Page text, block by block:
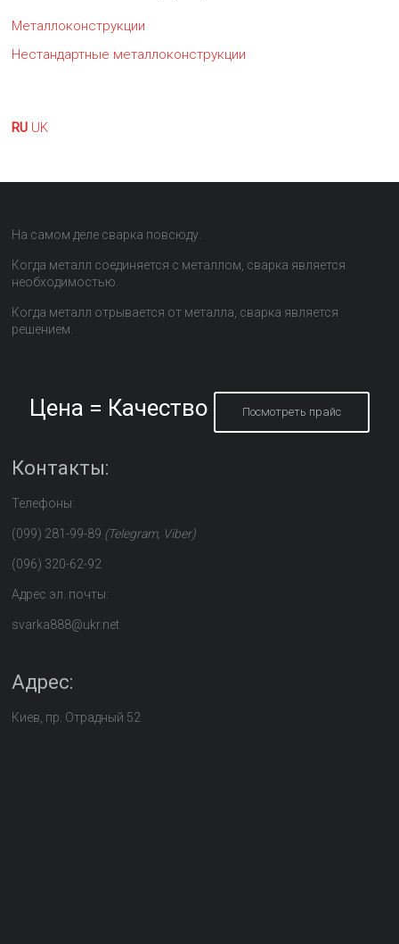
Металлоконструкции
Нестандартные металлоконструкции
RU UK
На самом деле сварка повсюду.
Когда металл соединяется с металлом, сварка является
необходимостью.
Когда металл отрывается от металла, сварка является
решением.
Цена = Качество Посмотреть прайс
Контакты:
Телефоны:
(099) 281-99-89 (Telegram, Viber)
(096) 320-62-92
Адрес эл. почты:
svarka888@ukr.net
Адрес:
Киев, пр. Отрадный 52